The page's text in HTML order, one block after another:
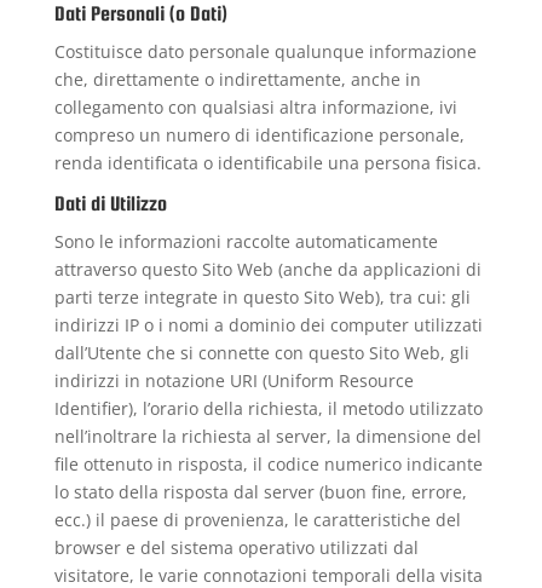
Dati Personali (o Dati)
Costituisce dato personale qualunque informazione
che, direttamente o indirettamente, anche in
collegamento con qualsiasi altra informazione, ivi
compreso un numero di identificazione personale,
renda identificata o identificabile una persona fisica.
Dati di Utilizzo
Sono le informazioni raccolte automaticamente
attraverso questo Sito Web (anche da applicazioni di
parti terze integrate in questo Sito Web), tra cui: gli
indirizzi IP o i nomi a dominio dei computer utilizzati
dall’Utente che si connette con questo Sito Web, gli
indirizzi in notazione URI (Uniform Resource
Identifier), l’orario della richiesta, il metodo utilizzato
nell’inoltrare la richiesta al server, la dimensione del
file ottenuto in risposta, il codice numerico indicante
lo stato della risposta dal server (buon fine, errore,
ecc.) il paese di provenienza, le caratteristiche del
browser e del sistema operativo utilizzati dal
visitatore, le varie connotazioni temporali della visita